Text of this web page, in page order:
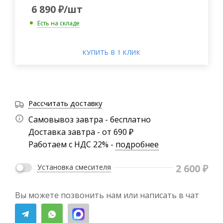
6 890₽/шт
Есть на складе
КУПИТЬ В 1 КЛИК
Рассчитать доставку
Самовывоз завтра - бесплатно
Доставка завтра - от 690 ₽
Работаем с НДС 22% - подробнее
Установка смесителя 2 600₽
Вы можете позвонить нам или написать в чат